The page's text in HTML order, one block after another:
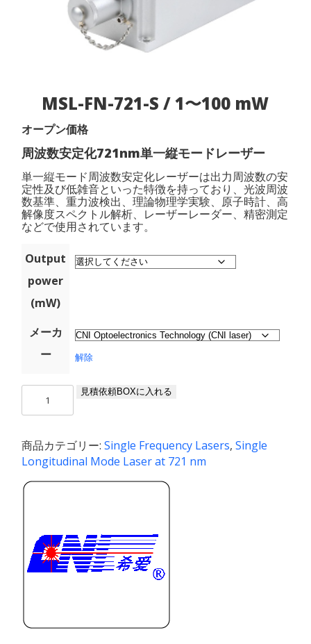
MSL-FN-721-S / 1〜100 mW
オープン価格
周波数安定化721nm単一縦モードレーザー
単一縦モード周波数安定化レーザーは出力周波数の安
定性及び低雑音といった特徴を持っており、光波周波
数基準、重力波検出、理論物理学実験、原子時計、高
解像度スペクトル解析、レーザーレーダー、精密測定
などで使用されています。
Output
power
(mW)
メーカ
ー
解除
S
/
1〜
100
見積依頼BOXに入れる
商品カテゴリー:Single Frequency Lasers,Single
Longitudinal Mode Laser at 721 nm